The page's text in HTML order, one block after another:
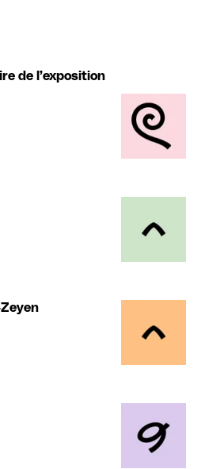
de l’exposition